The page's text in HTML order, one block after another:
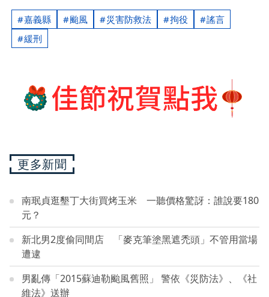
嘉義縣 颱風 災害防救法 拘役
謠言
緩刑
更多新聞
南珉貞逛墾丁大街買烤玉米 一聽價格驚訝：誰說要180
元？
新北男2度偷同間店 「麥克筆塗黑遮禿頭」不管用當場
遭逮
男亂傳「2015蘇迪勒颱風舊照」 警依《災防法》、《社
維法》送辦